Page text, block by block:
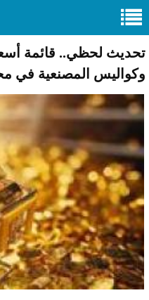
تحديث لحظي.. قائمة
وكواليس المصنعية في